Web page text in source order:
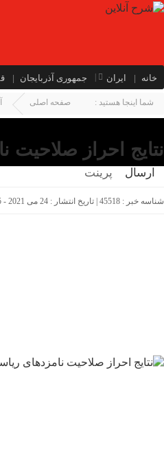
خانه ایران جمهوری آذربایجان
شما اینجا هستید : صفحه اصلی
نتایج احراز
ارسال پرینت
شناسه خبر : 45518 | تاریخ انتشار : 24 می 2021 - 8:05 | تعداد دیدگاه :